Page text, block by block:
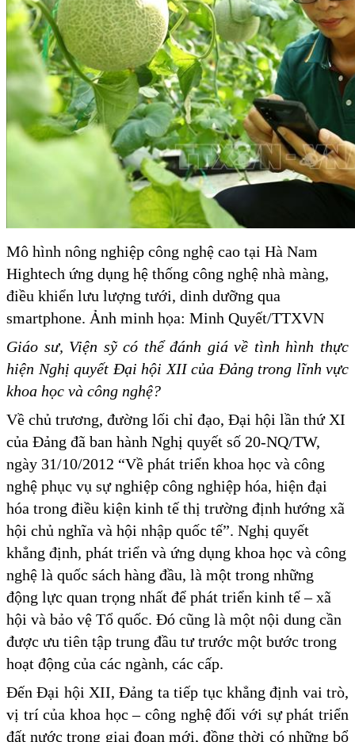
Mô hình nông nghiệp công nghệ cao tại Hà Nam
Hightech ứng dụng hệ thống công nghệ nhà màng,
điều khiển lưu lượng tưới, dinh dưỡng qua
smartphone. Ảnh minh họa: Minh Quyết/TTXVN
Giáo sư, Viện sỹ có thể đánh giá về tình hình thực
hiện Nghị quyết Đại hội XII của Đảng trong lĩnh vực
khoa học và công nghệ?
Về chủ trương, đường lối chỉ đạo, Đại hội lần thứ XI
của Đảng đã ban hành Nghị quyết số 20-NQ/TW,
ngày 31/10/2012 “Về phát triển khoa học và công
nghệ phục vụ sự nghiệp công nghiệp hóa, hiện đại
hóa trong điều kiện kinh tế thị trường định hướng xã
hội chủ nghĩa và hội nhập quốc tế”. Nghị quyết
khẳng định, phát triển và ứng dụng khoa học và công
nghệ là quốc sách hàng đầu, là một trong những
động lực quan trọng nhất để phát triển kinh tế – xã
hội và bảo vệ Tổ quốc. Đó cũng là một nội dung cần
được ưu tiên tập trung đầu tư trước một bước trong
hoạt động của các ngành, các cấp.
Đến Đại hội XII, Đảng ta tiếp tục khẳng định vai trò,
vị trí của khoa học – công nghệ đối với sự phát triển
đất nước trong giai đoạn mới, đồng thời có những bổ